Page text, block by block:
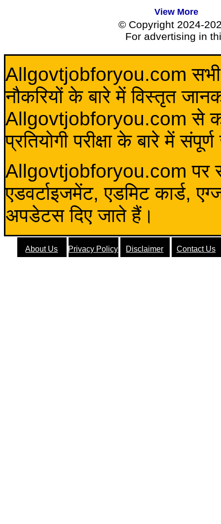
View More
© Copyright 2024-
For advertising in
Allgovtjobforyou.com सभी
नौकरियों के बारे में विस्तृत
Allgovtjobforyou.com से कोई
प्रतियोगी परीक्षा के बारे में
Allgovtjobforyou.com पर
एडवर्टाइजमेंट, एडमिट कार्ड,
अपडेटस दिए जाते हैं।
About Us Privacy Policy Disclaimer Contact Us